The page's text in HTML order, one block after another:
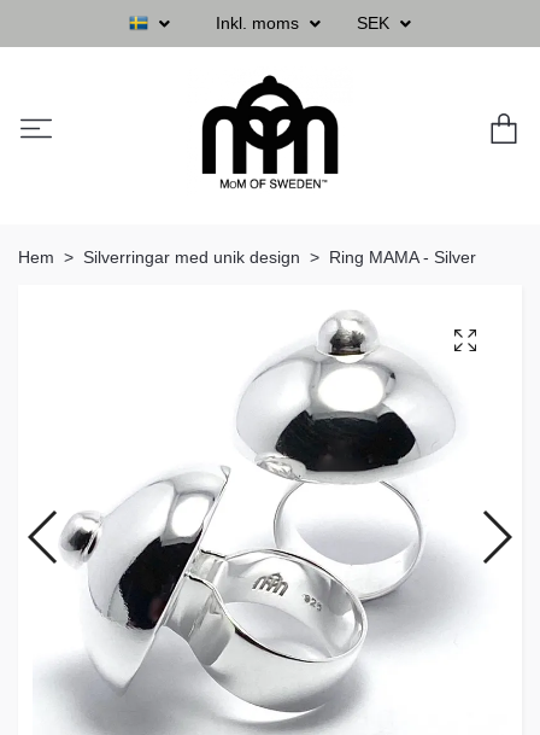
Inkl. moms SEK
Hem Silverringar med unik design Ring MAMA - Silver